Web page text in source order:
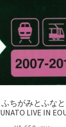
ふちがみとふなと
LIVE IN